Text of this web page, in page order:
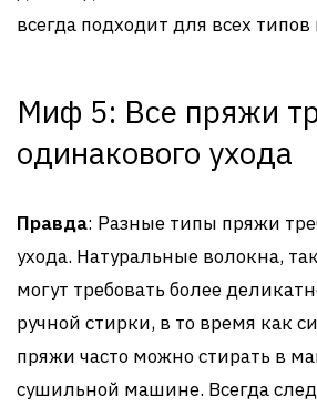
всегда подходит для всех типов
Миф 5: Все пряжи
одинакового ухода
Правда: Разные типы пряжи
ухода. Натуральные волокна,
могут требовать более
ручной стирки, в то время как
пряжи часто можно стирать в
сушильной машине. Всегда